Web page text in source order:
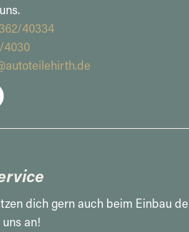
40334
4030
dich gern auch beim Einbau
an!